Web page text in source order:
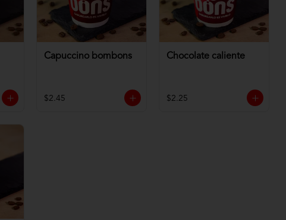
Capuccino bombons
$2.45
Chocolate caliente
$2.25